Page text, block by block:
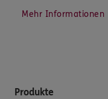
Mehr Informationen
Produkte